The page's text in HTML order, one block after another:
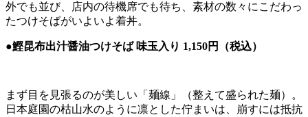
外でも並び、店内の待機席でも待ち、素材の数々にこだわっ
たつけそばがいよいよ着丼。
●鰹昆布出汁醤油つけそば 味玉入り 1,150円（税込）
まず目を見張るのが美しい「麺線」（整えて盛られた麺）。
日本庭園の枯山水のように凛とした佇まいは、崩すには抵抗